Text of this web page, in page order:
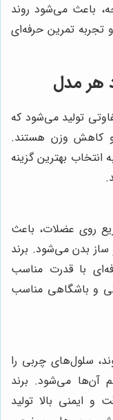
باعث می‌شود روند
تمرین حرفه‌ای
هر مدل
تولید می‌شود که
کاهش وزن هستند.
انتخاب بهترین گزینه
روی عضلات، باعث
بدن می‌شود. برند
با قدرت مناسب
و باشگاهی مناسب
سلول‌های چربی را
می‌شود. برند
و ایمنی بالا تولید